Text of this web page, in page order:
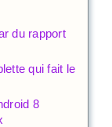
du rapport
qui fait le
8